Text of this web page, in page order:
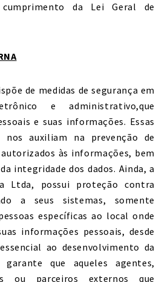
da Lei Geral de
de medidas de segurança em
e administrativo,que
e suas informações. Essas
nos auxiliam na prevenção de
às informações, bem
integridade dos dados. Ainda, a
Ltda, possui proteção contra
a seus sistemas, somente
específicas ao local onde
informações pessoais, desde
ao desenvolvimento da
garante que aqueles agentes,
ou parceiros externos que